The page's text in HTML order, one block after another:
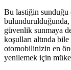
Bu lastiğin
güvenlik sunmaya
koşulları altında
otomobilinizin en
yenilemek için